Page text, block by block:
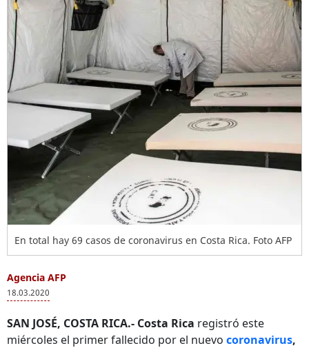
En total hay 69 casos de coronavirus en Costa Rica. Foto AFP
Agencia AFP
18.03.2020
SAN JOSÉ, COSTA RICA.- Costa Rica registró este
miércoles el primer fallecido por el nuevo coronavirus,